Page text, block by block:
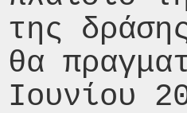
της
θα
Ιουνίου